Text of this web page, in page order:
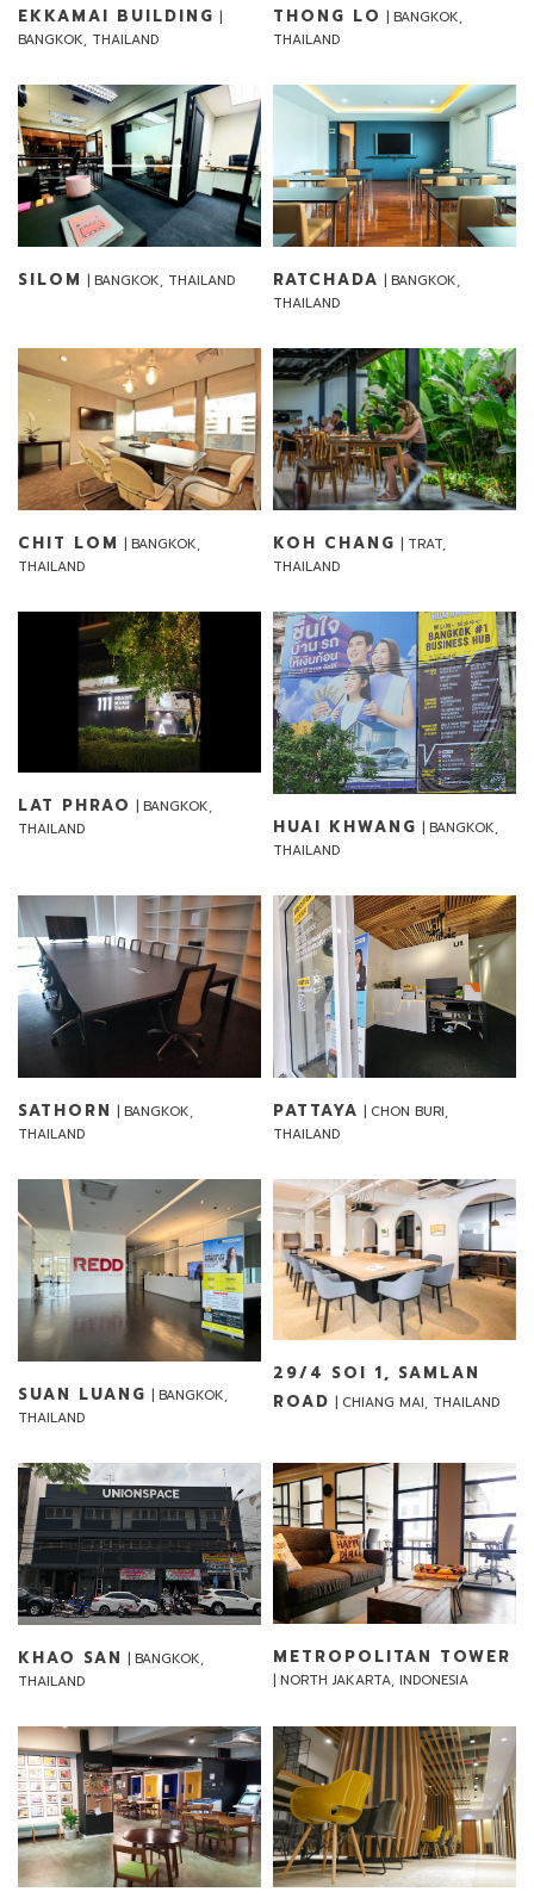
EKKAMAI BUILDING |
BANGKOK, THAILAND
THONG LO | BANGKOK,
THAILAND
SILOM | BANGKOK, THAILAND RATCHADA | BANGKOK,
THAILAND
CHIT LOM | BANGKOK,
THAILAND
KOH CHANG | TRAT,
THAILAND
LAT PHRAO | BANGKOK,
THAILAND
HUAI KHWANG | BANGKOK,
THAILAND
SATHORN | BANGKOK,
THAILAND
PATTAYA | CHON BURI,
THAILAND
SUAN LUANG | BANGKOK,
THAILAND
29/4 SOI 1, SAMLAN
ROAD | CHIANG MAI, THAILAND
KHAO SAN | BANGKOK,
THAILAND
METROPOLITAN TOWER
| NORTH JAKARTA, INDONESIA